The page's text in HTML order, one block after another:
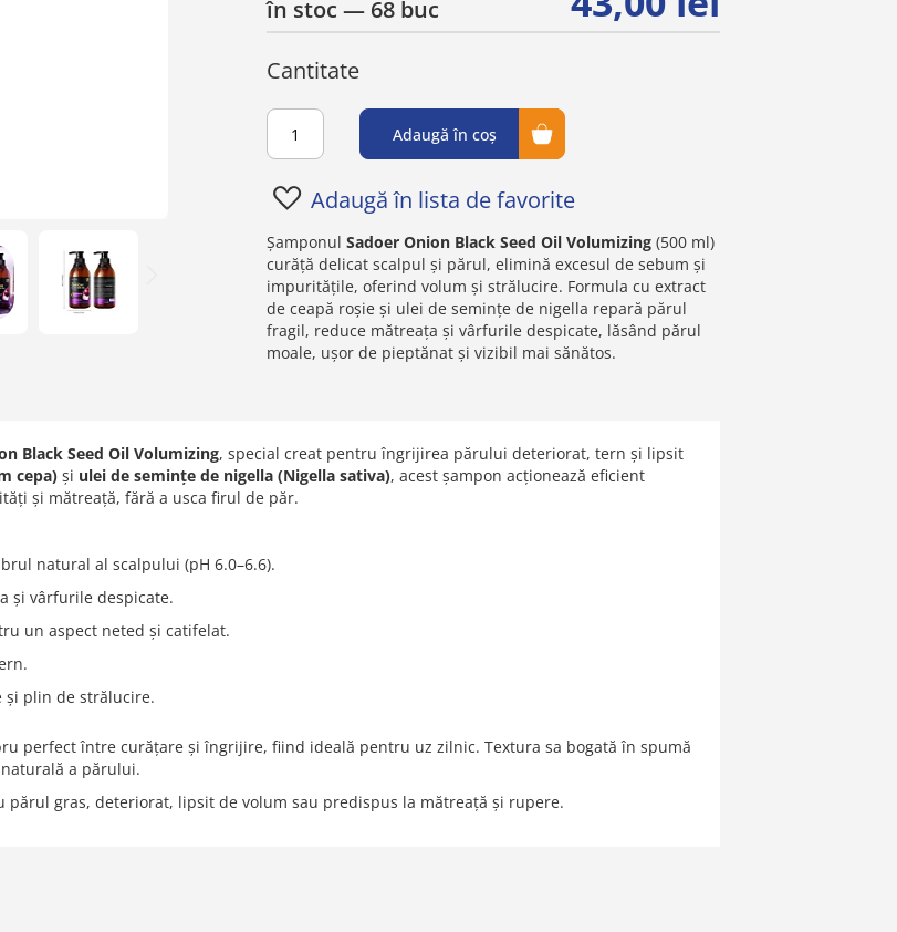
în stoc — 68 buc
Cantitate
Adaugă în coș
Adaugă în lista de favorite
ȘamponulSadoer Onion Black Seed Oil Volumizing (500 ml)
curăță delicat scalpul și părul, elimină excesul de sebum și
impuritățile, oferind volum și strălucire. Formula cu extract
de ceapă roșie și ulei de semințe de nigella repară părul
fragil, reduce mătreața și vârfurile despicate, lăsând părul
moale, ușor de pieptănat și vizibil mai sănătos.
Black Seed Oil Volumizing, special creat pentru îngrijirea părului deteriorat, tern și lipsit
cepa) și ulei de semințe de nigella (Nigella sativa), acest șampon acționează eficient
și mătreață, fără a usca firul de păr.
natural al scalpului (pH 6.0–6.6).
și vârfurile despicate.
un aspect neted și catifelat.
și plin de strălucire.
perfect între curățare și îngrijire, fiind ideală pentru uz zilnic. Textura sa bogată în spumă
a părului.
gras, deteriorat, lipsit de volum sau predispus la mătreață și rupere.